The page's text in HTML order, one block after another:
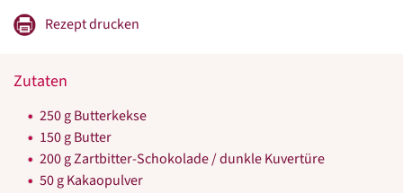
Rezept drucken
Zutaten
250 g Butterkekse
150 g Butter
200 g Zartbitter-Schokolade / dunkle Kuvertüre
50 g Kakaopulver